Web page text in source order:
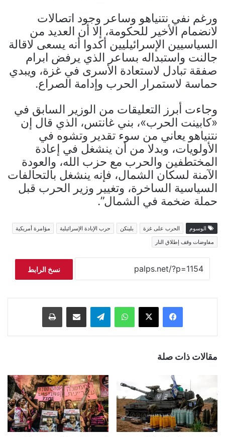
ورغم نفي نتنياهو وساعر وجود اتصالات
لانضمام الأخير للحكومة، إلا أن العديد من
السياسيين الإسرائيليين أكدوا أنه يسعى لاقالة
جالنت واستبداله بساعر الذي يرفض ابرام
صفقة تبادل لاستعادة الأسرى في غزة، ويبدي
حماسة لاستمرار الحرب وإدامة الصراع.
وجاءت أبرز التعليقات من الوزير السابق في
«كابينت الحرب»، بني غانتس، الذي قال إن
نتنياهو يعاني من سوء تقدير وتشوه في
الأولويات، وبدلا من أن ينشغل في إعادة
المختطفين والحرب مع حزب الله، والعودة
الآمنة لسكان الشمال، فإنه ينشغل بالتحالفات
السياسية الساخرة، وتغيير وزير الحرب قبل
حملة ضخمة في الشمال”.
الوسوم الحرب على غزة بلينكن حرب الإبادة الإسرائيلية
مؤامرة أمريكية
مفاوضات وقف إطلاق النار
نسخ الرابط
فيسبوك ‫X واتساب تيلقرام مشاركة عبر البريد طباعة
مقالات ذات صلة